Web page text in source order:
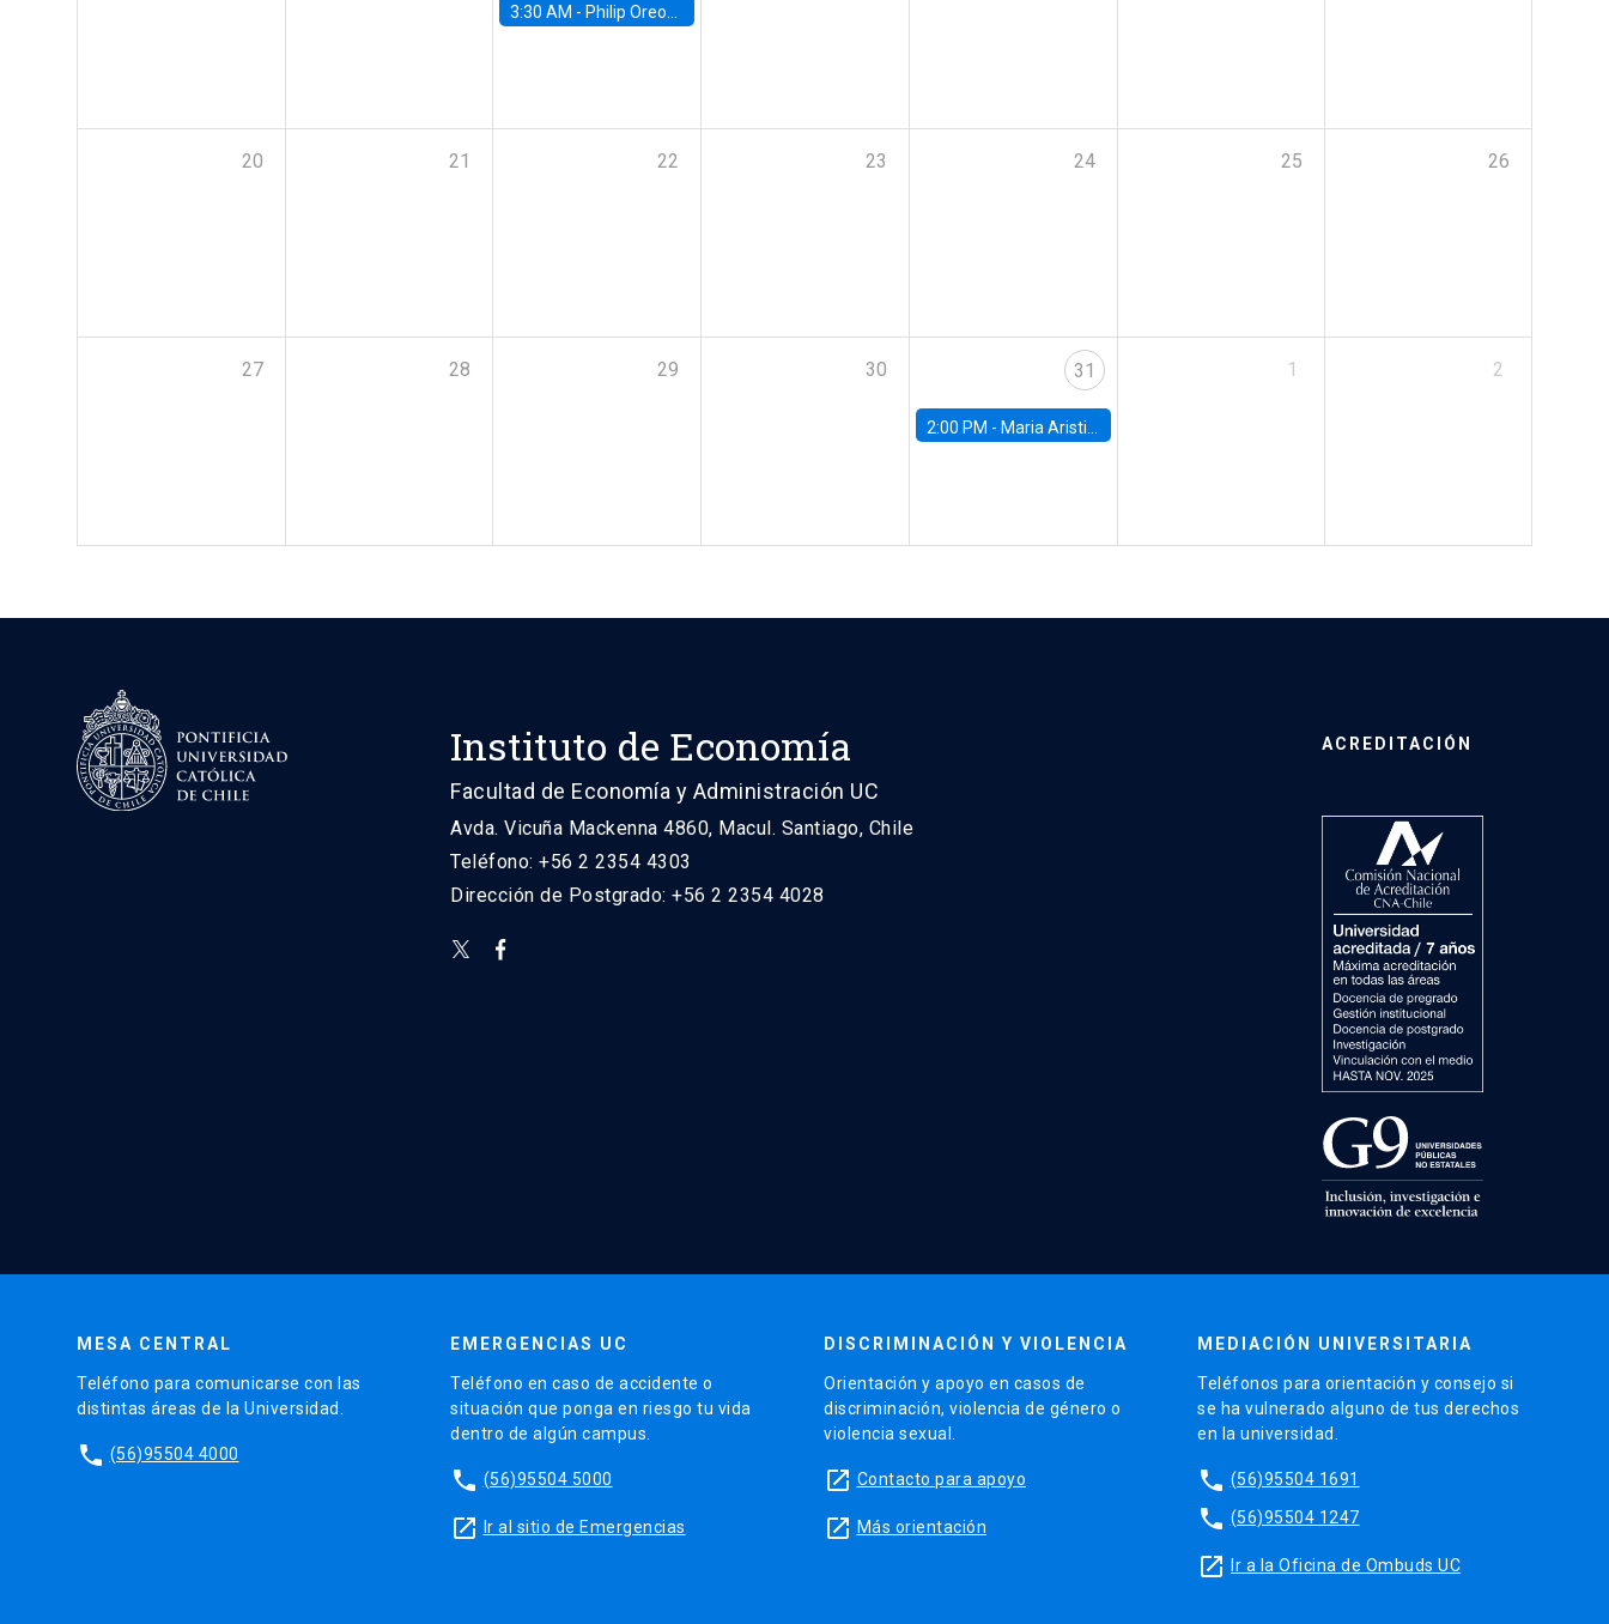
3:30 AM - Philip Oreopolous, University of Toronto
20 21 22 23 24 25 26
27 28 29 30 31
2:00 PM - Maria Aristizabal-Ramirez, FED Board
1 2
Instituto de Economía
Facultad de Economía y Administración UC
Avda. Vicuña Mackenna 4860, Macul. Santiago, Chile
Teléfono: +56 2 2354 4303
Dirección de Postgrado: +56 2 2354 4028
ACREDITACIÓN
MESA CENTRAL
Teléfono para comunicarse con las
distintas áreas de la Universidad.
phone (56)95504 4000
EMERGENCIAS UC
Teléfono en caso de accidente o
situación que ponga en riesgo tu vida
dentro de algún campus.
phone (56)95504 5000
launch Ir al sitio de Emergencias
DISCRIMINACIÓN Y VIOLENCIA
Orientación y apoyo en casos de
discriminación, violencia de género o
violencia sexual.
launch Contacto para apoyo
launch Más orientación
MEDIACIÓN UNIVERSITARIA
Teléfonos para orientación y consejo si
se ha vulnerado alguno de tus derechos
en la universidad.
phone (56)95504 1691
phone (56)95504 1247
launch Ir a la Oficina de Ombuds UC